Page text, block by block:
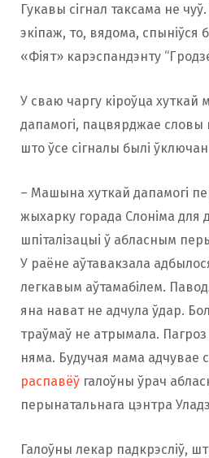
Гукавы сігнал таксама не
экіпаж, то, вядома, спыніўся
«Фіят» карэспандэнту
У сваю чаргу кіроўца
дапамогі, пацвярджае словы
што ўсе сігналы былі
– Машына хуткай дапамогі
жыхарку горада Слоніма для
шпіталізацыі ў абласным
У раёне аўтавакзала
легкавым аўтамабілем.
яна нават не адчула ўдар.
траўмаў не атрымала.
няма. Будучая мама адчувае
распавёў галоўны ўрач
перынатальнага цэнтра
Галоўны лекар падкрэсліў,